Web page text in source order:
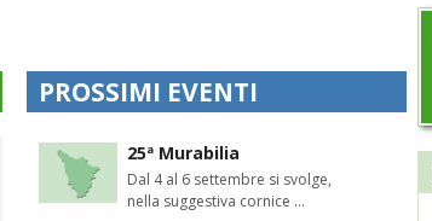
PROSSIMI EVENTI
25ª Murabilia
Dal 4 al 6 settembre si svolge,
nella suggestiva cornice ...